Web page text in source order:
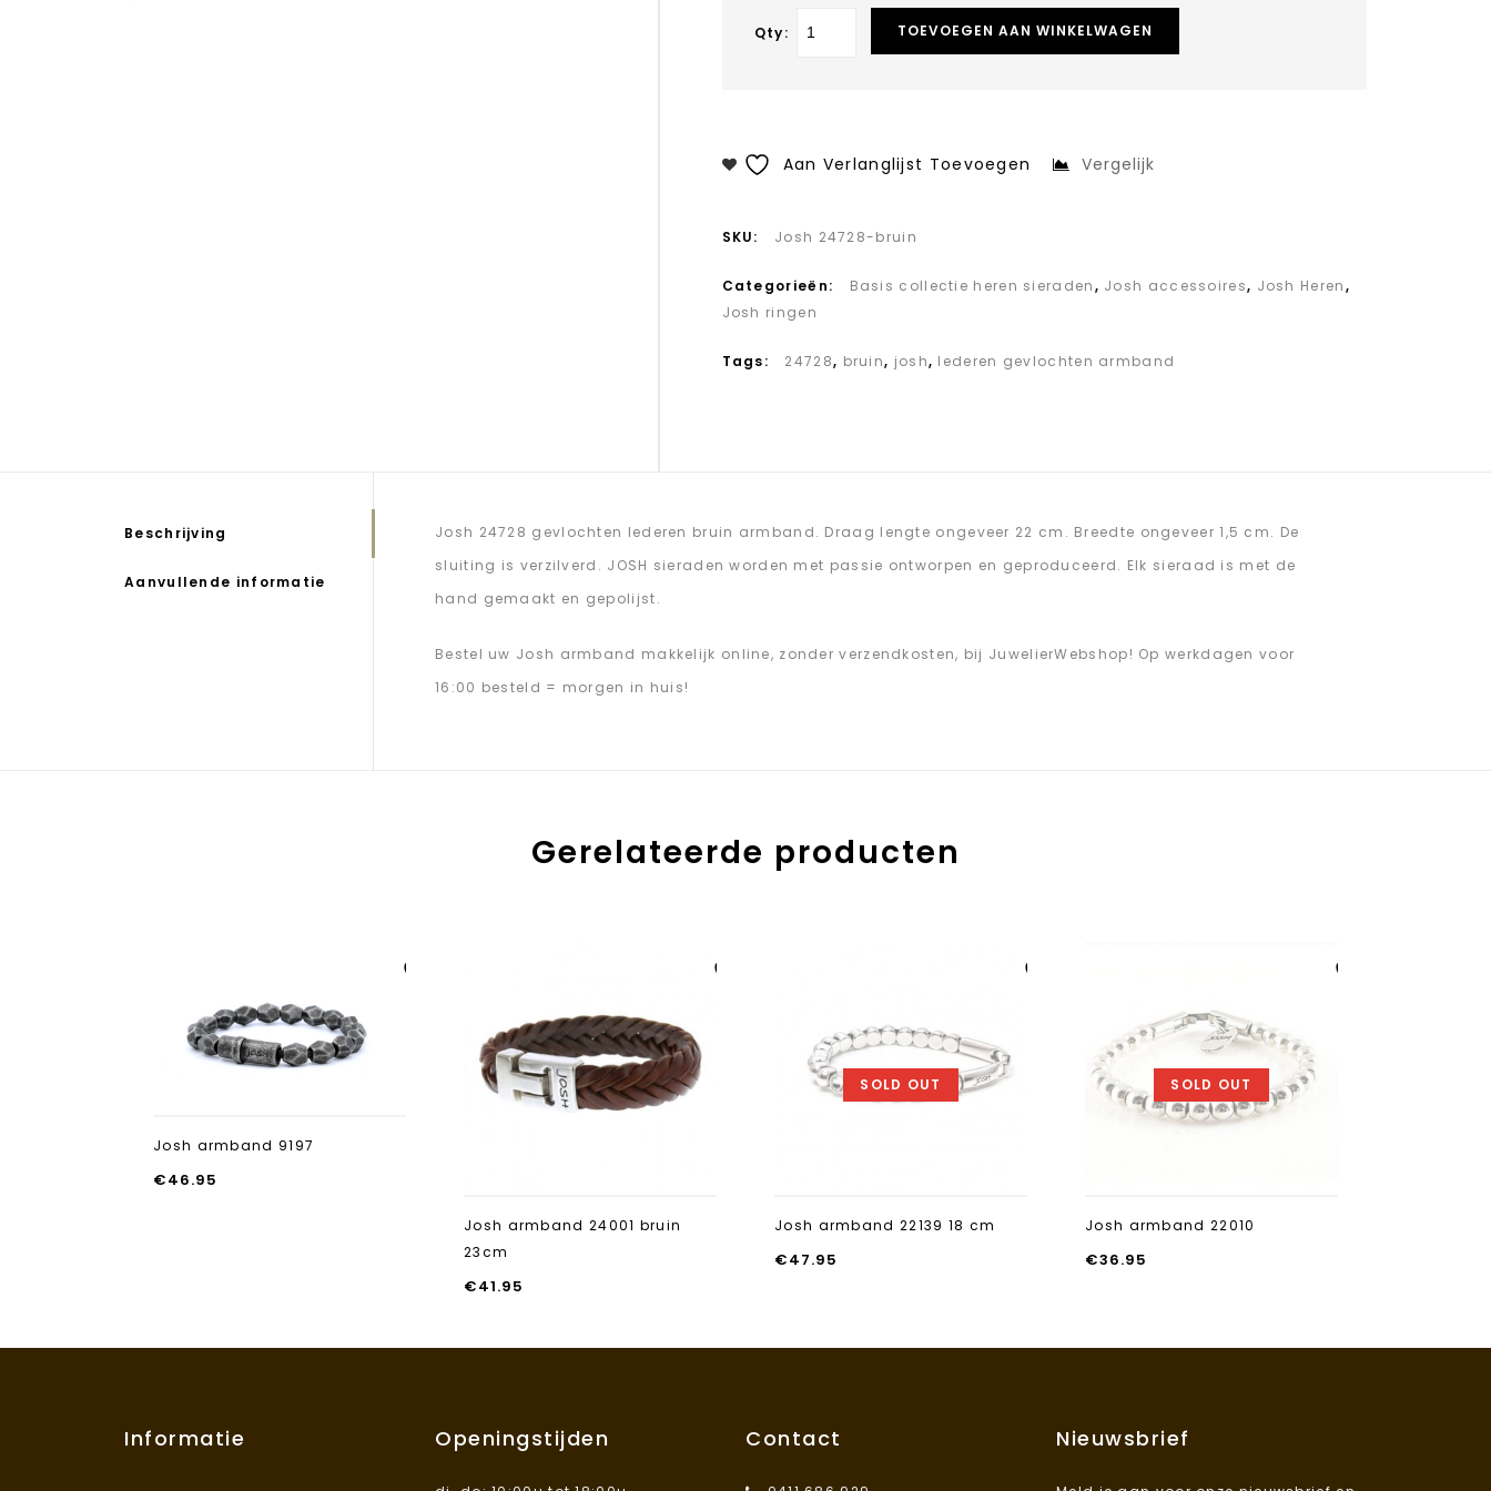
Qty: TOEVOEGEN AAN WINKELWAGEN
Aan Verlanglijst Toevoegen Vergelijk
SKU: Josh 24728-bruin
Categorieën: Basis collectie heren sieraden, Josh accessoires, Josh Heren,
Josh ringen
Tags: 24728, bruin, josh, lederen gevlochten armband
Beschrijving
Aanvullende informatie
Josh 24728 gevlochten lederen bruin armband. Draag lengte ongeveer 22 cm. Breedte ongeveer 1,5 cm. De
sluiting is verzilverd. JOSH sieraden worden met passie ontworpen en geproduceerd. Elk sieraad is met de
hand gemaakt en gepolijst.
Bestel uw Josh armband makkelijk online, zonder verzendkosten, bij JuwelierWebshop! Op werkdagen voor
16:00 besteld = morgen in huis!
Gerelateerde producten
Josh armband 9197
€46.95
Josh armband 24001 bruin
23cm
€41.95
SOLD OUT
Josh armband 22139 18 cm
€47.95
SOLD OUT
Josh armband 22010
€36.95
Informatie Openingstijden Contact Nieuwsbrief